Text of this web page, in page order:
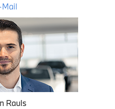
Mail
Rauls